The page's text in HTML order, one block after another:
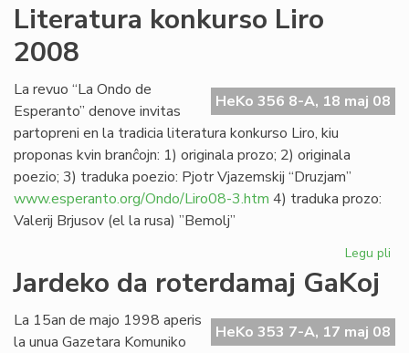
de
Literatura konkurso Liro
2008
HeKo 356 8-A, 18 maj 08
La revuo “La Ondo de
Esperanto” denove invitas
partopreni en la tradicia literatura konkurso Liro, kiu
proponas kvin branĉojn: 1) originala prozo; 2) originala
poezio; 3) traduka poezio: Pjotr Vjazemskij “Druzjam”
www.esperanto.org/Ondo/Liro08-3.htm 4) traduka prozo:
Valerij Brjusov (el la rusa) ”Bemolj”
Legu pli
Jardeko da roterdamaj GaKoj
HeKo 353 7-A, 17 maj 08
La 15an de majo 1998 aperis
la unua Gazetara Komuniko